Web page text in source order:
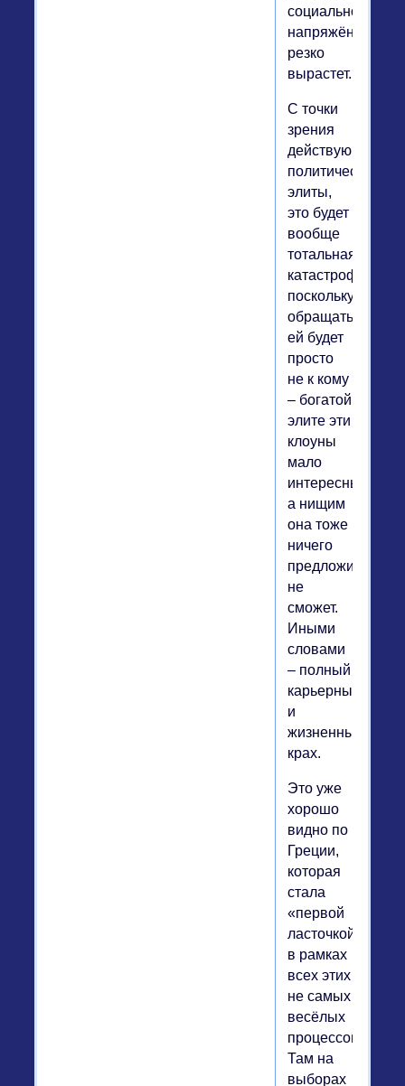
социальной
напряжённости
резко
вырастет.
С точки
зрения
действующей
политической
элиты,
это будет
вообще
тотальная
катастрофа,
поскольку
обращаться
ей будет
просто
не к кому
– богатой
элите эти
клоуны
мало
интересны,
а нищим
она тоже
ничего
предложить
не
сможет.
Иными
словами
– полный
карьерный
и
жизненный
крах.
Это уже
хорошо
видно по
Греции,
которая
стала
«первой
ласточкой»
в рамках
всех этих
не самых
весёлых
процессов.
Там на
выборах